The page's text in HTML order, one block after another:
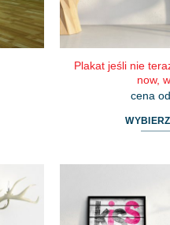
Plakat jeśli nie
now,
cena